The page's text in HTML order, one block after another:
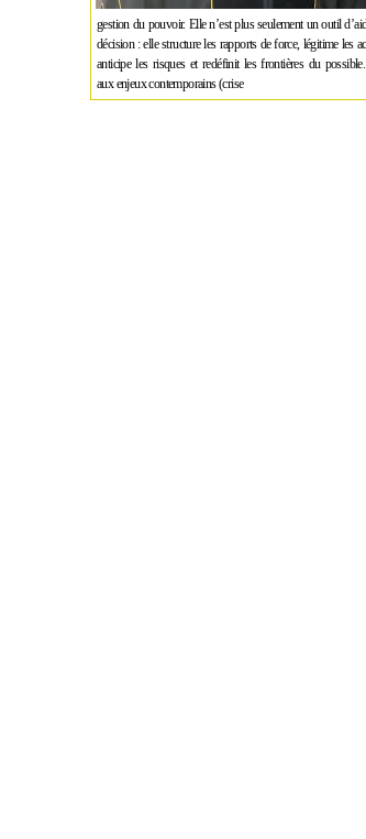
gestion du pouvoir. Elle n’est plus seulement un outil
décision : elle structure les rapports de force, légitime les
anticipe les risques et redéfinit les frontières du
aux enjeux contemporains (crise